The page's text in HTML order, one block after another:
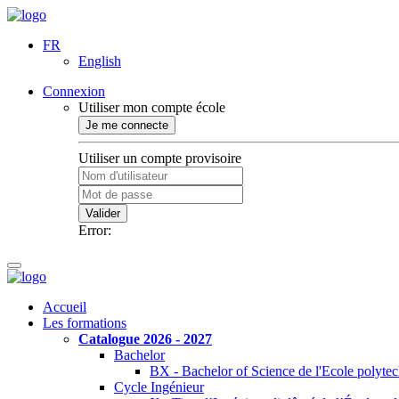
FR
English
Connexion
Utiliser mon compte école
Je me connecte
Utiliser un compte provisoire
Valider
Error:
Accueil
Les formations
Catalogue 2026 - 2027
Bachelor
BX - Bachelor of Science de l'Ecole
Cycle Ingénieur